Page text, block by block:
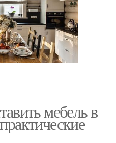
мебель в